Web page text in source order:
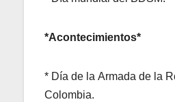
*Acontecimientos*
* Día de la Armada de la
Colombia.